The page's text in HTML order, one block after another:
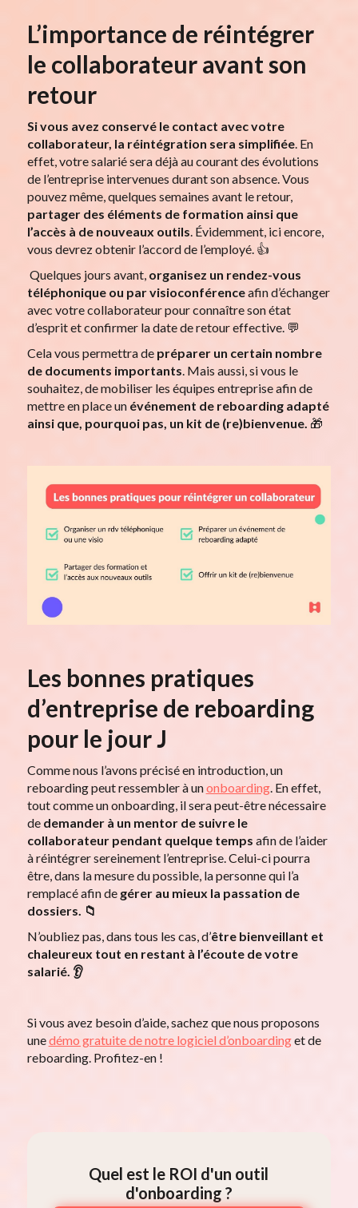
L’importance de réintégrer
le collaborateur avant son
retour
Si vous avez conservé le contact avec votre
collaborateur, la réintégration sera simplifiée. En
effet, votre salarié sera déjà au courant des évolutions
de l’entreprise intervenues durant son absence. Vous
pouvez même, quelques semaines avant le retour,
partager des éléments de formation ainsi que
l’accès à de nouveaux outils . Évidemment, ici encore,
vous devrez obtenir l’accord de l’employé. 👍
Quelques jours avant, organisez un rendez-vous
téléphonique ou par visioconférenceafin d’échanger
avec votre collaborateur pour connaître son état
d’esprit et confirmer la date de retour effective. 💬
Cela vous permettra de préparer un certain nombre
de documents importants . Mais aussi, si vous le
souhaitez, de mobiliser les équipes entreprise afin de
mettre en place un événement de reboarding adapté
ainsi que, pourquoi pas, un kit de (re)bienvenue. 🎁
Les bonnes pratiques
d’entreprise de reboarding
pour le jour J
Comme nous l’avons précisé en introduction, un
reboarding peut ressembler à unonboarding. En effet,
tout comme un onboarding, il sera peut-être nécessaire
de demander à un mentor de suivre le
collaborateur pendant quelque temps afin de l’aider
à réintégrer sereinement l’entreprise. Celui-ci pourra
être, dans la mesure du possible, la personne qui l’a
remplacé afin de gérer au mieux la passation de
dossiers. 📁
N’oubliez pas, dans tous les cas, d’être bienveillant et
chaleureux tout en restant à l’écoute de votre
salarié. 👂
Si vous avez besoin d’aide, sachez que nous proposons
unedémo gratuite de notre logiciel d’onboardinget de
reboarding. Profitez-en !
Quel est le ROI d'un outil
d'onboarding ?